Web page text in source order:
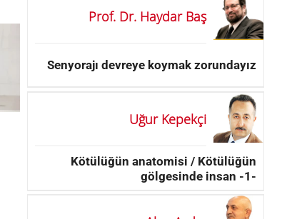
Prof. Dr. Haydar Baş
Senyorajı devreye koymak zorundayız
Uğur Kepekçi
Kötülüğün anatomisi / Kötülüğün
gölgesinde insan -1-